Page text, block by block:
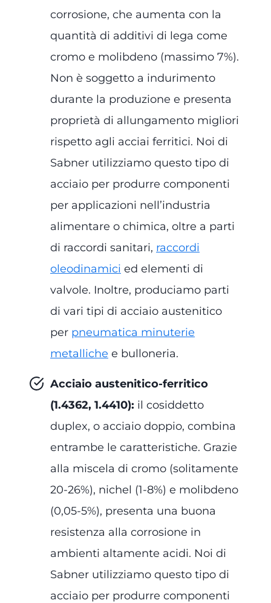
corrosione, che aumenta con la
quantità di additivi di lega come
cromo e molibdeno (massimo 7%).
Non è soggetto a indurimento
durante la produzione e presenta
proprietà di allungamento migliori
rispetto agli acciai ferritici. Noi di
Sabner utilizziamo questo tipo di
acciaio per produrre componenti
per applicazioni nell’industria
alimentare o chimica, oltre a parti
di raccordi sanitari, raccordi
oleodinamici ed elementi di
valvole. Inoltre, produciamo parti
di vari tipi di acciaio austenitico
per pneumatica minuterie
metalliche e bulloneria.
Acciaio austenitico-ferritico
(1.4362, 1.4410): il cosiddetto
duplex, o acciaio doppio, combina
entrambe le caratteristiche. Grazie
alla miscela di cromo (solitamente
20-26%), nichel (1-8%) e molibdeno
(0,05-5%), presenta una buona
resistenza alla corrosione in
ambienti altamente acidi. Noi di
Sabner utilizziamo questo tipo di
acciaio per produrre componenti